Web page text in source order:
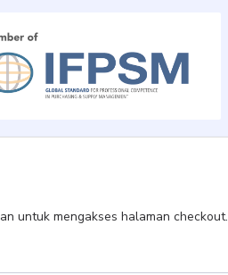
untuk mengakses halaman checkout.